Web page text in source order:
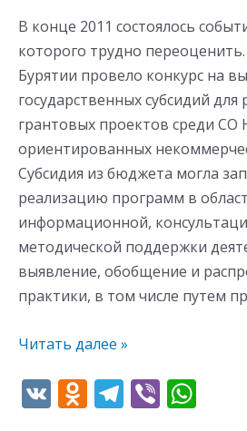
В конце 2011 состоялось
которого трудно
Бурятии провело конкурс на
государственных субсидий для
грантовых проектов среди СО
ориентированных
Субсидия из бюджета могла
реализацию программ в
информационной,
методической поддержки
выявление, обобщение и
практики, в том числе путем
Читать далее »
V O T Vi